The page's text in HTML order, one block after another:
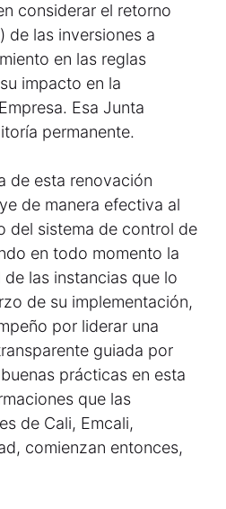
considerar el retorno
de las inversiones a
en las reglas
impacto en la
Esa Junta
permanente.
de esta renovación
de manera efectiva al
del sistema de control de
en todo momento la
las instancias que lo
de su implementación,
por liderar una
guiada por
prácticas en esta
que las
de Cali, Emcali,
comienzan entonces,